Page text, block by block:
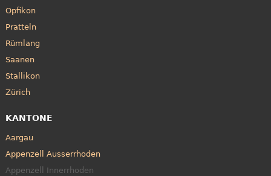
Opfikon
Pratteln
Rümlang
Saanen
Stallikon
Zürich
KANTONE
Aargau
Appenzell Ausserrhoden
Appenzell Innerrhoden